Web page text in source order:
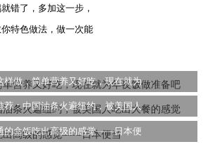
错了，多加这一步，
特色做法，做一次能
样做，简单营养又好吃，现在就为
荐：中国油条火遍纽约，被美国人
的盒饭吃出高级的感觉——日本便